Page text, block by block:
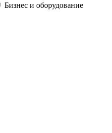
Бизнес и оборудование